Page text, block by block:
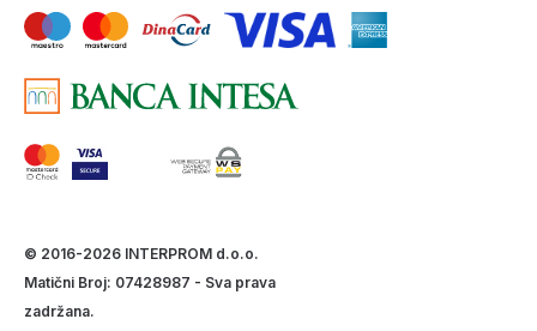
© 2016-2026 INTERPROM d.o.o.
Matični Broj: 07428987 - Sva prava
zadržana.